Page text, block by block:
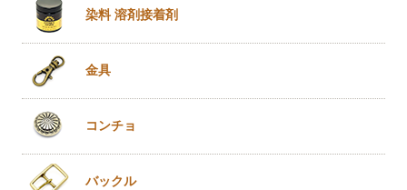
染料 溶剤接着剤
金具
コンチョ
バックル